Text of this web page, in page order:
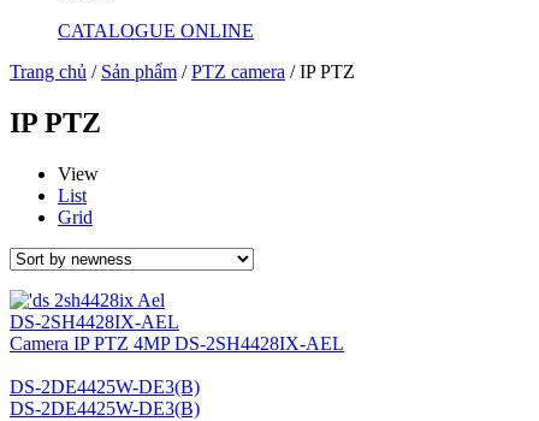
CATALOGUE ONLINE
Trang chủ / Sản phẩm /PTZ camera / IP PTZ
IP PTZ
View
List
Grid
DS-2SH4428IX-AEL
Camera IP PTZ 4MP DS-2SH4428IX-AEL
DS-2DE4425W-DE3(B)
DS-2DE4425W-DE3(B)